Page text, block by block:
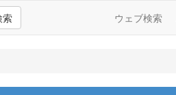
索 ウェブ検索